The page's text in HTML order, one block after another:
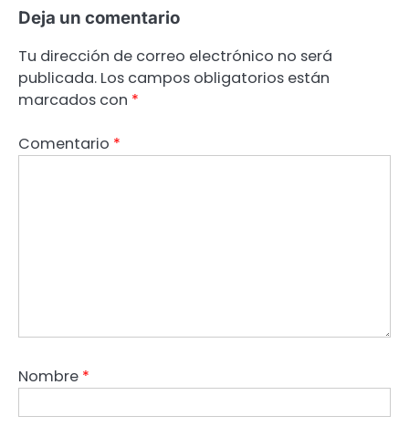
Deja un comentario
Tu dirección de correo electrónico no será
publicada. Los campos obligatorios están
marcados con *
Comentario *
Nombre *